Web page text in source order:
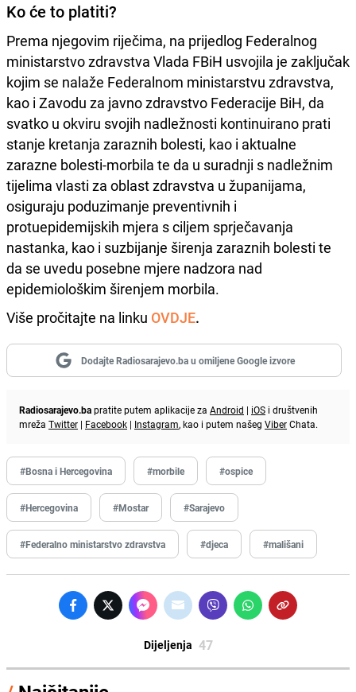
Ko će to platiti?
Prema njegovim riječima, na prijedlog Federalnog
ministarstvo zdravstva Vlada FBiH usvojila je zaključak
kojim se nalaže Federalnom ministarstvu zdravstva,
kao i Zavodu za javno zdravstvo Federacije BiH, da
svatko u okviru svojih nadležnosti kontinuirano prati
stanje kretanja zaraznih bolesti, kao i aktualne
zarazne bolesti-morbila te da u suradnji s nadležnim
tijelima vlasti za oblast zdravstva u županijama,
osiguraju poduzimanje preventivnih i
protuepidemijskih mjera s ciljem sprječavanja
nastanka, kao i suzbijanje širenja zaraznih bolesti te
da se uvedu posebne mjere nadzora nad
epidemiološkim širenjem morbila.
Više pročitajte na linku OVDJE.
Dodajte Radiosarajevo.ba u omiljene Google izvore
Radiosarajevo.bapratite putem aplikacije za Android | iOS i društvenih
mreža Twitter | Facebook | Instagram, kao i putem našeg ViberChata.
#Bosna i Hercegovina #morbile #ospice
#Hercegovina #Mostar #Sarajevo
#Federalno ministarstvo zdravstva #djeca #mališani
Dijeljenja 47